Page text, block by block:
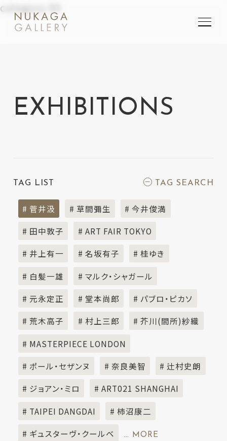
category-95
EXHIBITIONS
TAG LIST TAG SEARCH
# 菅井汲 # 草間彌生 # 今井俊満
# 田中敦子 # ART FAIR TOKYO
# 井上有一 # 名坂有子 # 桂ゆき
# 白髪一雄 # マルク・シャガール
# 元永定正 # 堂本尚郎 # パブロ・ピカソ
# 荒木高子 # 村上三郎 # 芥川(間所)紗織
# MASTERPIECE LONDON
# ポール・セザンヌ # 奈良美智 # 辻村史朗
# ジョアン・ミロ # ART021 SHANGHAI
# TAIPEI DANGDAI # 柿沼康二
# ギュスターヴ・クールベ … MORE